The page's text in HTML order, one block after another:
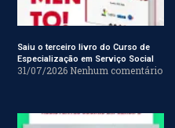
Saiu o terceiro livro do Curso de
Especialização em Serviço Social
31/07/2026 Nenhum comentário